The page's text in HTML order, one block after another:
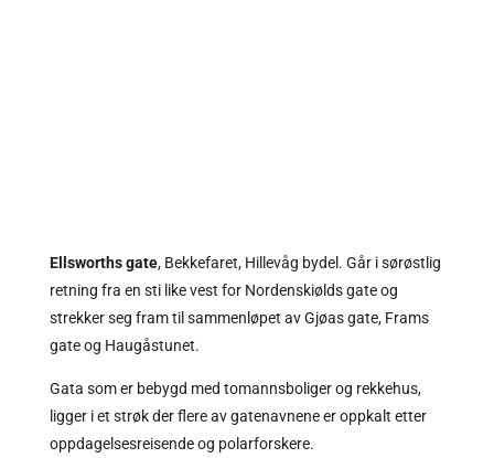
Ellsworths gate, Bekkefaret, Hillevåg bydel. Går i sørøstlig
retning fra en sti like vest for Nordenskiølds gateog
strekker seg fram til sammenløpet avGjøas gate, Frams
gateog Haugåstunet.
Gata som er bebygd med tomannsboliger og rekkehus,
ligger i et strøk der flere av gatenavnene er oppkalt etter
oppdagelsesreisende og polarforskere.